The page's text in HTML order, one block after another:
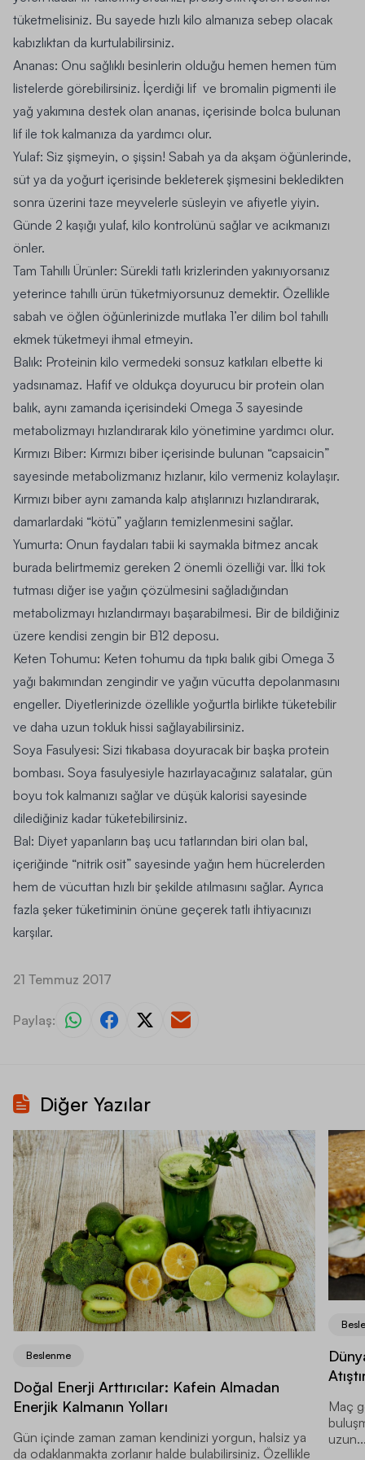
tüketmelisiniz. Bu sayede hızlı kilo almanıza sebep olacak
kabızlıktan da kurtulabilirsiniz.
Ananas: Onu sağlıklı besinlerin olduğu hemen hemen tüm
listelerde görebilirsiniz. İçerdiği lif ve bromalin pigmenti ile
yağ yakımına destek olan ananas, içerisinde bolca bulunan
lif ile tok kalmanıza da yardımcı olur.
Yulaf: Siz şişmeyin, o şişsin! Sabah ya da akşam öğünlerinde,
süt ya da yoğurt içerisinde bekleterek şişmesini bekledikten
sonra üzerini taze meyvelerle süsleyin ve afiyetle yiyin.
Günde 2 kaşığı yulaf, kilo kontrolünü sağlar ve acıkmanızı
önler.
Tam Tahıllı Ürünler: Sürekli tatlı krizlerinden yakınıyorsanız
yeterince tahıllı ürün tüketmiyorsunuz demektir. Özellikle
sabah ve öğlen öğünlerinizde mutlaka 1’er dilim bol tahıllı
ekmek tüketmeyi ihmal etmeyin.
Balık: Proteinin kilo vermedeki sonsuz katkıları elbette ki
yadsınamaz. Hafif ve oldukça doyurucu bir protein olan
balık, aynı zamanda içerisindeki Omega 3 sayesinde
metabolizmayı hızlandırarak kilo yönetimine yardımcı olur.
Kırmızı Biber: Kırmızı biber içerisinde bulunan “capsaicin”
sayesinde metabolizmanız hızlanır, kilo vermeniz kolaylaşır.
Kırmızı biber aynı zamanda kalp atışlarınızı hızlandırarak,
damarlardaki “kötü” yağların temizlenmesini sağlar.
Yumurta: Onun faydaları tabii ki saymakla bitmez ancak
burada belirtmemiz gereken 2 önemli özelliği var. İlki tok
tutması diğer ise yağın çözülmesini sağladığından
metabolizmayı hızlandırmayı başarabilmesi. Bir de bildiğiniz
üzere kendisi zengin bir B12 deposu.
Keten Tohumu: Keten tohumu da tıpkı balık gibi Omega 3
yağı bakımından zengindir ve yağın vücutta depolanmasını
engeller. Diyetlerinizde özellikle yoğurtla birlikte tüketebilir
ve daha uzun tokluk hissi sağlayabilirsiniz.
Soya Fasulyesi: Sizi tıkabasa doyuracak bir başka protein
bombası. Soya fasulyesiyle hazırlayacağınız salatalar, gün
boyu tok kalmanızı sağlar ve düşük kalorisi sayesinde
dilediğiniz kadar tüketebilirsiniz.
Bal: Diyet yapanların baş ucu tatlarından biri olan bal,
içeriğinde “nitrik osit” sayesinde yağın hem hücrelerden
hem de vücuttan hızlı bir şekilde atılmasını sağlar. Ayrıca
fazla şeker tüketiminin önüne geçerek tatlı ihtiyacınızı
karşılar.
21 Temmuz 2017
Paylaş:
Diğer Yazılar
Beslenme
Doğal Enerji Arttırıcılar: Kafein Almadan
Enerjik Kalmanın Yolları
Gün içinde zaman zaman kendinizi yorgun, halsiz ya
da odaklanmakta zorlanır halde bulabilirsiniz. Özellikle
Maç